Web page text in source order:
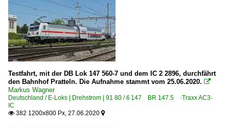
Testfahrt, mit der DB Lok 147 560-7 und dem IC 2 2896, durchfährt
den Bahnhof Pratteln. Die Aufnahme stammt vom 25.06.2020. 
Markus Wagner
Deutschland / E-Loks | Drehstrom | 91 80 / 6 147 BR 147.5 ·Traxx AC3·
IC
 382 1200x800 Px, 27.06.2020 